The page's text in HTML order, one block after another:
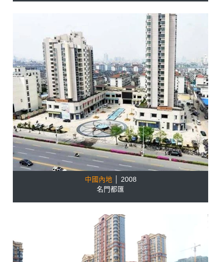
中國內地
│ 2008
名門都匯